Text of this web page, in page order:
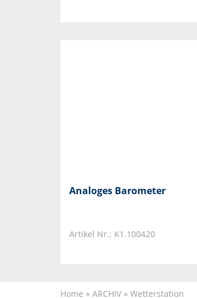
Analoges Barometer
Artikel Nr.: K1.100420
Home » ARCHIV » Wetterstation